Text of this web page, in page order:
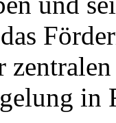
in